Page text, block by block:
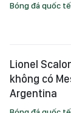
Bóng đá quốc tế
Lionel
không có
Argentina